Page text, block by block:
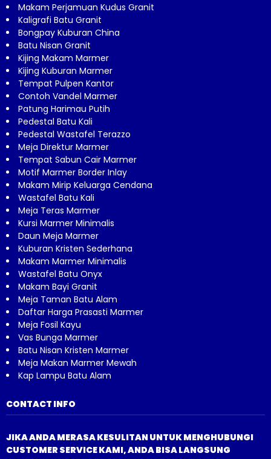
Makam Perjamuan Kudus Granit
Kaligrafi Batu Granit
Bongpay Kuburan China
Batu Nisan Granit
Kijing Makam Marmer
Kijing Kuburan Marmer
Tempat Pulpen Kantor
Contoh Vandel Marmer
Patung Harimau Putih
Pedestal Batu Kali
Pedestal Wastafel Terazzo
Meja Direktur Marmer
Tempat Sabun Cair Marmer
Motif Marmer Border Inlay
Makam Mirip Keluarga Cendana
Wastafel Batu Kali
Meja Teras Marmer
Kursi Marmer Minimalis
Daun Meja Marmer
Kuburan Kristen Sederhana
Makam Marmer Minimalis
Wastafel Batu Onyx
Makam Bayi Granit
Meja Taman Batu Alam
Daftar Harga Prasasti Marmer
Meja Fosil Kayu
Vas Bunga Marmer
Batu Nisan Kristen Marmer
Meja Makan Marmer Mewah
Kap Lampu Batu Alam
CONTACT INFO
JIKA ANDA MERASA KESULITAN UNTUK MENGHUBUNGI
CUSTOMER SERVICE KAMI, ANDA BISA LANGSUNG